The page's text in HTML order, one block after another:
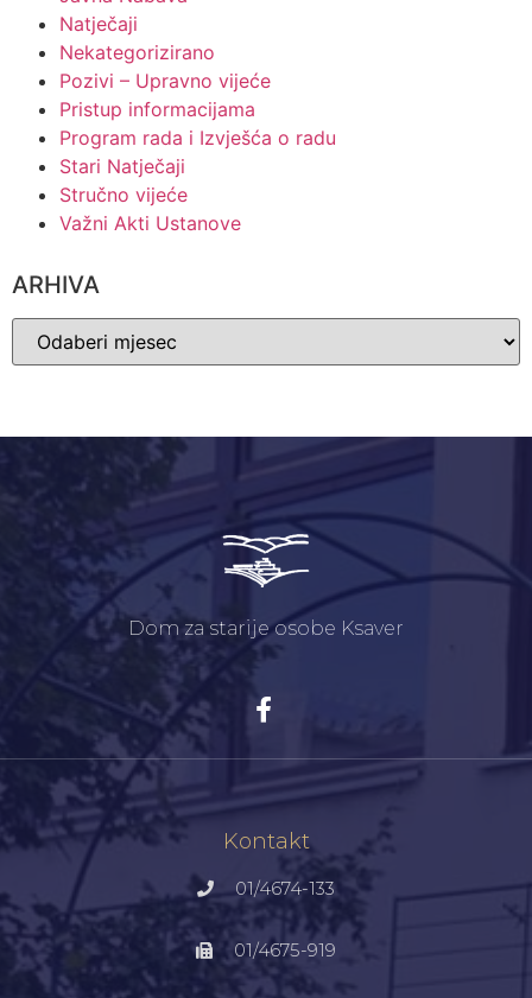
Natječaji
Nekategorizirano
Pozivi – Upravno vijeće
Pristup informacijama
Program rada i Izvješća o radu
Stari Natječaji
Stručno vijeće
Važni Akti Ustanove
ARHIVA
Dom za starije osobe Ksaver
Kontakt
01/4674-133
01/4675-919